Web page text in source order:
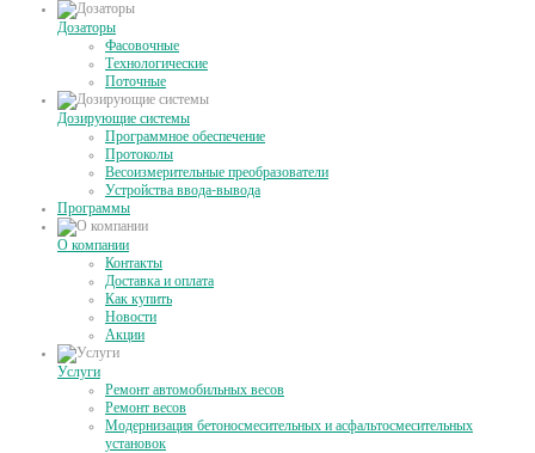
Дозаторы
Фасовочные
Технологические
Поточные
Дозирующие системы
Программное обеспечение
Протоколы
Весоизмерительные преобразователи
Устройства ввода-вывода
Программы
О компании
Контакты
Доставка и оплата
Как купить
Новости
Акции
Услуги
Ремонт автомобильных весов
Ремонт весов
Модернизация бетоносмесительных и асфальтосмесительных
установок